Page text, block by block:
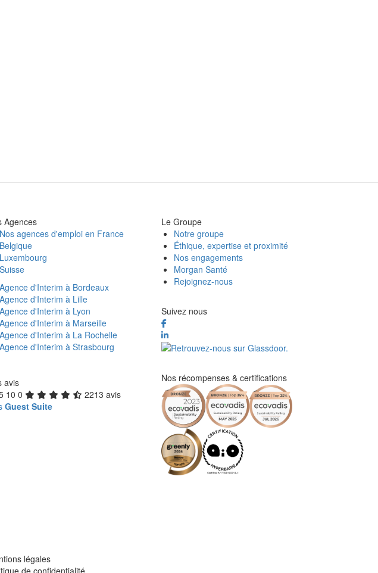
Agences
Nos agences d'emploi en France
Belgique
Luxembourg
Suisse
Agence d'Interim à Bordeaux
Agence d'Interim à Lille
Agence d'Interim à Lyon
Agence d'Interim à Marseille
Agence d'Interim à La Rochelle
Agence d'Interim à Strasbourg
avis
10 0
2213 avis
Guest Suite
Le Groupe
Notre groupe
Éthique, expertise et proximité
Nos engagements
Morgan Santé
Rejoignez-nous
Suivez nous
Nos récompenses & certifications
légales
de confidentialité